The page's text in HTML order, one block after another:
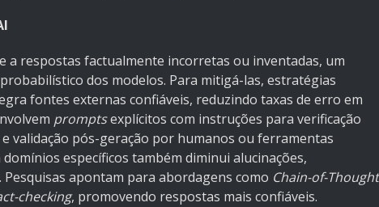
a respostas factualmente incorretas ou inventadas, um
dos modelos. Para mitigá-las, estratégias
fontes externas confiáveis, reduzindo taxas de erro em
promptsexplícitos com instruções para verificação
validação pós-geração por humanos ou ferramentas
específicos também diminui alucinações,
apontam para abordagens como Chain-of-Thought
checking, promovendo respostas mais confiáveis.